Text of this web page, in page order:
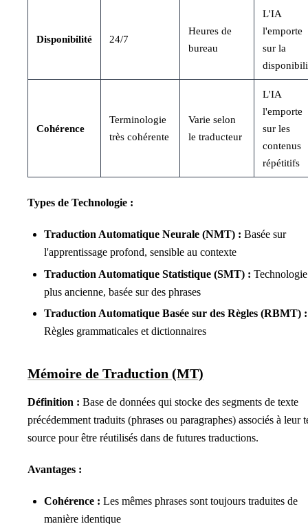
Disponibilité 24/7
Heures de
bureau
L'IA
l'emporte
sur la
Cohérence
Terminologie
très cohérente
Varie selon
le traducteur
L'IA
l'emporte
sur les
contenus
répétitifs
Types de Technologie :
Traduction Automatique Neurale (NMT) : Basée sur
l'apprentissage profond, sensible au contexte
Traduction Automatique Statistique (SMT) : Technologie
plus ancienne, basée sur des phrases
Traduction Automatique Basée sur des Règles (RBMT) :
Règles grammaticales et dictionnaires
Mémoire de Traduction (MT)
Définition : Base de données qui stocke des segments de texte
précédemment traduits (phrases ou paragraphes) associés à leur
source pour être réutilisés dans de futures traductions.
Avantages :
Cohérence : Les mêmes phrases sont toujours traduites de
manière identique